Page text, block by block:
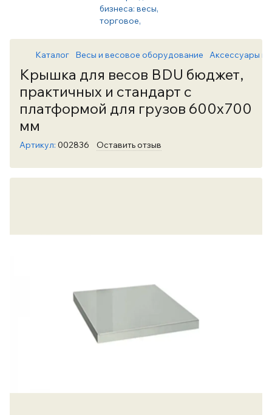
Каталог Весы и весовое оборудование Аксессуары и
Крышка для весов BDU бюджет,
практичных и стандарт с
платформой для грузов 600х700
мм
Артикул: 002836 Оставить отзыв